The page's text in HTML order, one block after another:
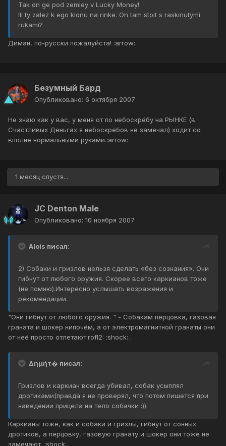
Tak on ge pod zemley v Lucky Money!
Ili ty zalez k ego klonu na rinke. On tam stoit s raskinutymi
rukami?
Диман, по-русски пожалуйста! :arrow:
Безумный Бард
Опубликовано: 6 октября 2007
Не знаю как у вас, у меня от по небоскрёбу на РЫНКЕ (в
Счастливых Деньгах я небоскрёбов не замечал) ходит со
вполне нормальными руками.:arrow:
1 месяц спустя...
JC Denton Male
Опубликовано: 10 ноября 2007
Alois писал:
2) Собаки и гризлов нельзя сделать «без сознания». Они
гибнут от любого оружия. Скорее всего каркианов тоже
(не помню).Интересно услышать возражения и
рекомендации.
"Они гибнут от любого оружия. " - Собакам перцовка, газовая
граната и шокер нипочём, а от электромагнитной гранаты они
от неё просто отлетают:rofl2: :shock: .
Δημήτ� писал:
Гризлов и каркиан всегда убивал, собак усыплял
дротиками(правда я не проверял, что потом пишется при
наведении прицела на тело собачки :)).
Каркианы тоже, как и собаки и гризлы, гибнут от сонных
дротиков, а перцовку, газовую гранату и шокер они тоже не
замечают. :shock: